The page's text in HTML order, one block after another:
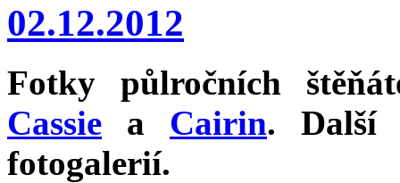
02.12.2012
Fotky půlročních
Cassie a Cairin. Další
fotogalerií.